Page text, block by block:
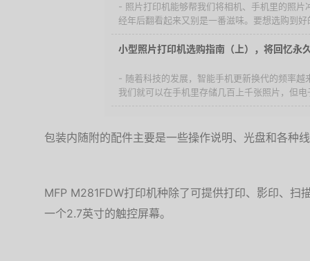
- 照片打印机能够帮我们将相机、手机里的照片
经年后翻看起来又别是一番滋味。要想选购到
小型照片打印机选购指南（上），将回忆永
- 随着科技的发展，智能手机更新换代的频率越
我们就可以在手机里存储几百上千张照片，但
包装内随附的配件主要是一些操作说明、光盘和各种
MFP M281FDW打印机种除了可提供打印、影印、扫
一个2.7英寸的触控屏幕。